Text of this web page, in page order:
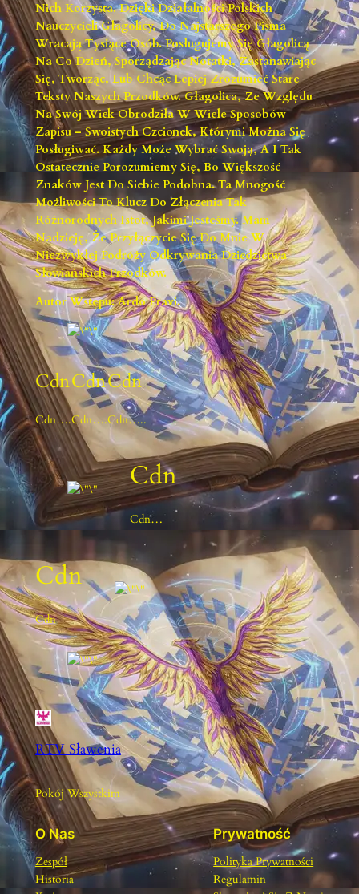
Nich Korzysta. Dzięki Działalności Polskich
Nauczycieli Głagolicy, Do Najstarszego Pisma
Wracają Tysiące Osób. Posługujemy Się Głagolicą
Na Co Dzień, Sporządzając Notatki, Zastanawiając
Się, Tworząc, Lub Chcąc Lepiej Zrozumieć Stare
Teksty Naszych Przodków. Głagolica, Ze Względu
Na Swój Wiek Obrodziła W Wiele Sposobów
Zapisu – Swoistych Czcionek, Którymi Można Się
Posługiwać. Każdy Może Wybrać Swoją, A I Tak
Ostatecznie Porozumiemy Się, Bo Większość
Znaków Jest Do Siebie Podobna. Ta Mnogość
Możliwości To Klucz Do Złączenia Tak
Różnorodnych Istot, Jakimi Jesteśmy. Mam
Nadzieję, Że Przyłączycie Się Do Mnie W
Niezwykłej Podróży Odkrywania Dziedzictwa
Słowiańskich Przodków.
Autor Wstępu: Ardo Pravi.
Cdn
Cdn….
Cdn
Cdn….
Cdn
Cdn…..
Cdn
Cdn…
Cdn
Cdn
RTV Sławenia
Pokój Wszystkim
O Nas
Zespół
Historia
Prywatność
Polityka Prywatności
Regulamin